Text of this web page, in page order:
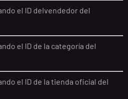
el ID delvendedor del
el ID de la categoría del
el ID de la tienda oficial del